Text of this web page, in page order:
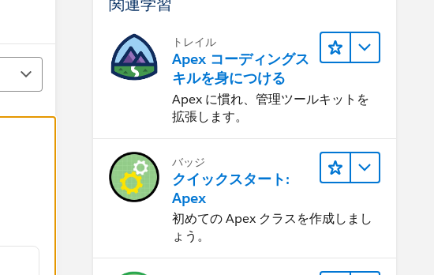
トレイル
Apex コーディングス
キルを身につける
Apex に慣れ、管理ツールキットを
拡張します。
バッジ
クイックスタート:
Apex
初めての Apex クラスを作成しまし
ょう。